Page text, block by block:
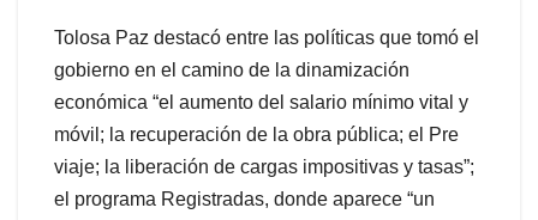
Tolosa Paz destacó entre las políticas que tomó el
gobierno en el camino de la dinamización
económica “el aumento del salario mínimo vital y
móvil; la recuperación de la obra pública; el Pre
viaje; la liberación de cargas impositivas y tasas”;
el programa Registradas, donde aparece “un